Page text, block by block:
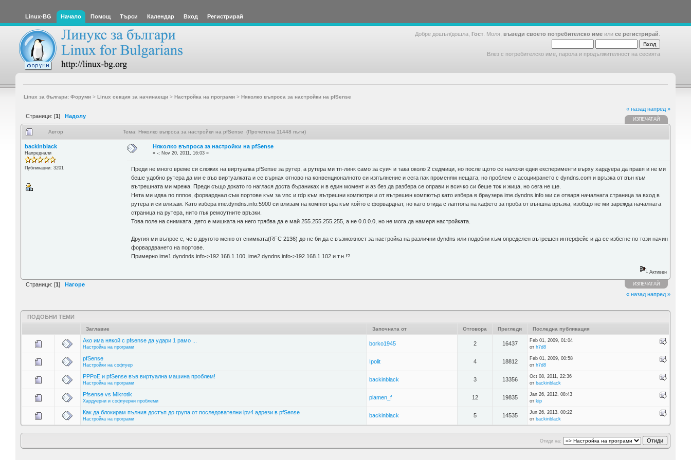
Linux-BG Начало Помощ Търси Календар Вход Регистрирай
Добре дошъл/дошла, Гост . Моля, въведи своето потребителско име или се регистрирай
Влез с потребителско име, парола и продължителност на сесията
Linux за българи: Форуми> Linux секция за начинаещи> Настройка на програми> Няколко въпроса за настройки на pfSense
Страници: [1] Надолу
« назад напред »
ИЗПЕЧАТАЙ
Автор Тема: Няколко въпроса за настройки на pfSense (Прочетена 11448 пъти)
backinblack
Напреднали
Публикации: 3201
Няколко въпроса за настройки на pfSense
«-: Nov 20, 2011, 16:03 »
Преди не много време си сложих на виртуалка pfSense за рутер, а рутера ми тп-линк само за суич и така около 2 седмици, но после щото се наложи едни експерименти върху хардуера да правя и не ми
беше удобно рутера да ми е във виртуалката и се върнах отново на конвенционалното си изпълнение и сега пак променям нещата, но проблем с асоциирането с dyndns.com и връзка от вън към
вътрешната ми мрежа. Преди също докато го наглася доста бъраниках и в един момент и аз без да разбера се оправи и всичко си беше ток и жица, но сега не ще.
Нета ми идва по пппое, форварднал съм портове към за vnc и rdp към вътрешни компютри и от вътрешен компютър като избера в браузера ime.dyndns.info ми се отваря началната страница за вход в
рутера и си влизам. Като избера ime.dyndns.info:5900 си влизам на компютъра към който е форварднат, но като отида с лаптопа на кафето за проба от външна връзка, изобщо не ми зарежда началната
страница на рутера, нито пък ремоутните връзки.
Това поле на снимката, дето е мишката на него трябва да е май 255.255.255.255, а не 0.0.0.0, но не мога да намеря настройката.
Другия ми въпрос е, че в другото меню от снимката(RFC 2136) до не би да е възможност за настройка на различни dyndns или подобни към определен вътрешен интерфейс и да се избегне по този начин
форвардването на портове.
Примерно ime1.dyndnds.info->192.168.1.100, ime2.dyndns.info->192.168.1.102 и т.н.!?
Активен
Страници: [1] Нагоре ИЗПЕЧАТАЙ
« назад напред »
ПОДОБНИ ТЕМИ
Заглавие Започната от Отговора Прегледи Последна публикация
Ако има някой с pfsense да удари 1 рамо ...
Настройка на програми
borko1945 2 16437
Feb 01, 2009, 01:04
от h7d8
pfSense
Настройки на софтуер
Ipolit 4 18812
Feb 01, 2009, 00:58
от h7d8
PPPoE и pfSense във виртуална машина проблем!
Настройка на програми
backinblack 3 13356
Oct 08, 2011, 22:36
от backinblack
Pfsense vs Mikrotik
Хардуерни и софтуерни проблеми
plamen_f 12 19835
Jan 26, 2012, 08:43
от kip
Как да блокирам пълния достъп до група от последователни ipv4 адрези в pfSense
Настройка на програми
backinblack 5 14535
Jun 26, 2013, 00:22
от backinblack
Отиди на: